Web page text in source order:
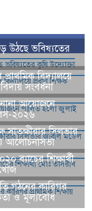
উঠছে ভবিষ্যতের
বিদ্যালয়ে
সংবর্ধনা
নানা আয়োজনে
২০২৬
সিলভার
আলোচনাসভা
শিক্ষার্থী
গঠনের কারিগর
ও মূল্যবোধ